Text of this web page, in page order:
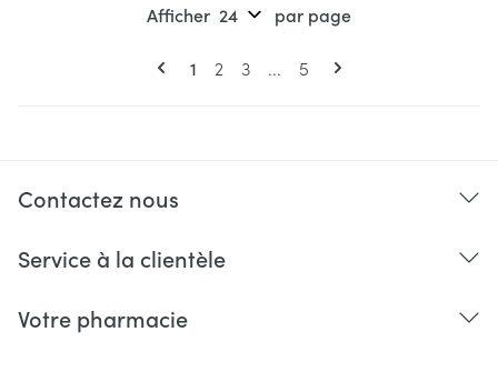
Pages
Vous lisez actuellement la page
1 Page
2 Page
3 ... Page
5
Afficher par page
Contactez nous
Service à la clientèle
Votre pharmacie